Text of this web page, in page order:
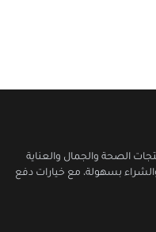
الصحة والجمال والعناية
بسهولة، مع خيارات دفع